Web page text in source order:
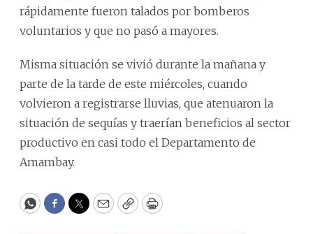
rápidamente fueron talados por bomberos
voluntarios y que no pasó a mayores.
Misma situación se vivió durante la mañana y
parte de la tarde de este miércoles, cuando
volvieron a registrarse lluvias, que atenuaron la
situación de sequías y traerían beneficios al sector
productivo en casi todo el Departamento de
Amambay.
WhatsApp
Facebook
Twitter
EmailCopyPrint